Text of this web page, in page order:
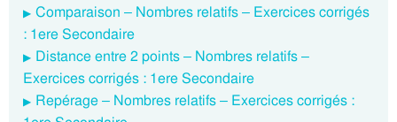
Comparaison – Nombres relatifs – Exercices corrigés
: 1ere Secondaire
Distance entre 2 points – Nombres relatifs –
Exercices corrigés : 1ere Secondaire
Repérage – Nombres relatifs – Exercices corrigés :